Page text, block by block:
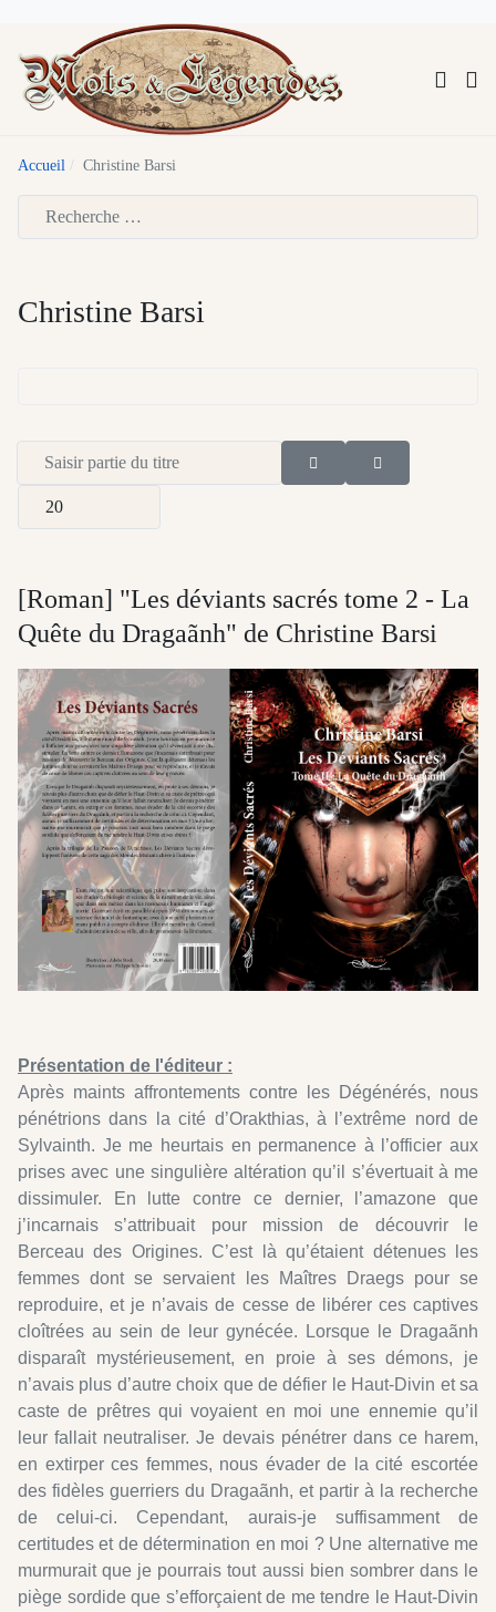
Accueil Christine Barsi
Christine Barsi
Saisir partie du titre
Afficher #
[Roman] "Les déviants sacrés tome 2 - La
Quête du Dragaãnh" de Christine Barsi
Présentation de l'éditeur :
Après maints affrontements contre les Dégénérés, nous
pénétrions dans la cité d’Orakthias, à l’extrême nord de
Sylvainth. Je me heurtais en permanence à l’officier aux
prises avec une singulière altération qu’il s’évertuait à me
dissimuler. En lutte contre ce dernier, l’amazone que
j’incarnais s’attribuait pour mission de découvrir le
Berceau des Origines. C’est là qu’étaient détenues les
femmes dont se servaient les Maîtres Draegs pour se
reproduire, et je n’avais de cesse de libérer ces captives
cloîtrées au sein de leur gynécée. Lorsque le Dragaãnh
disparaît mystérieusement, en proie à ses démons, je
n’avais plus d’autre choix que de défier le Haut-Divin et sa
caste de prêtres qui voyaient en moi une ennemie qu’il
leur fallait neutraliser. Je devais pénétrer dans ce harem,
en extirper ces femmes, nous évader de la cité escortée
des fidèles guerriers du Dragaãnh, et partir à la recherche
de celui-ci. Cependant, aurais-je suffisamment de
certitudes et de détermination en moi ? Une alternative me
murmurait que je pourrais tout aussi bien sombrer dans le
piège sordide que s’efforçaient de me tendre le Haut-Divin